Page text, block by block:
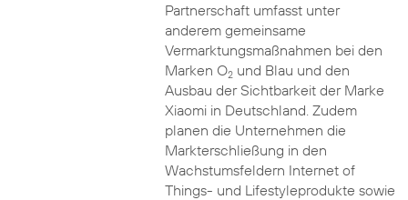
Partnerschaft umfasst unter
anderem gemeinsame
Vermarktungsmaßnahmen bei den
Marken O2und Blau und den
Ausbau der Sichtbarkeit der Marke
Xiaomi in Deutschland. Zudem
planen die Unternehmen die
Markterschließung in den
Wachstumsfeldern Internet of
Things- und Lifestyleprodukte sowie